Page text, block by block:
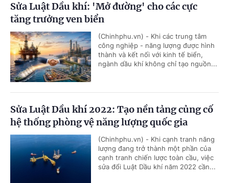
Sửa Luật Dầu khí: 'Mở đường' cho các cực
tăng trưởng ven biển
(Chinhphu.vn) - Khi các trung tâm
công nghiệp - năng lượng được hình
thành và kết nối với kinh tế biển,
ngành dầu khí không chỉ tạo nguồn...
Sửa Luật Dầu khí 2022: Tạo nền tảng củng cố
hệ thống phòng vệ năng lượng quốc gia
(Chinhphu.vn) - Khi cạnh tranh năng
lượng đang trở thành một phần của
cạnh tranh chiến lược toàn cầu, việc
sửa đổi Luật Dầu khí năm 2022 cần...